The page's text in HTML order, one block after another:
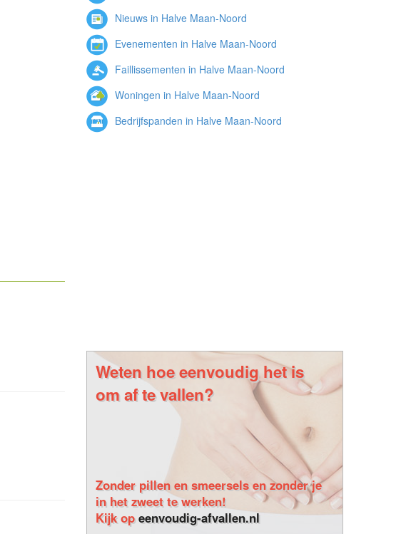
Nieuws in Halve Maan-Noord
Evenementen in Halve Maan-Noord
Faillissementen in Halve Maan-Noord
Woningen in Halve Maan-Noord
Bedrijfspanden in Halve Maan-Noord
Weten hoe eenvoudig het is
om af te vallen?
Zonder pillen en smeersels en zonder je
in het zweet te werken!
Kijk opeenvoudig-afvallen.nl